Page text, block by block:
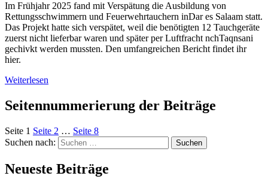
Im Frühjahr 2025 fand mit Verspätung die Ausbildung von
Rettungsschwimmern und Feuerwehrtauchern inDar es Salaam statt.
Das Projekt hatte sich verspätet, weil die benötigten 12 Tauchgeräte
zuerst nicht lieferbar waren und später per Luftfracht nchTaqnsani
gechivkt werden mussten. Den umfangreichen Bericht findet ihr
hier.
Weiterlesen
Seitennummerierung der Beiträge
Seite 1 Seite 2 … Seite 8
Suchen nach:
Neueste Beiträge